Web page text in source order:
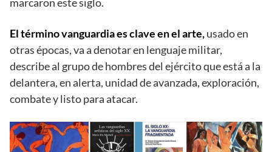
El término vanguardia es clave en el arte,usado en
otras épocas, va a denotar en lenguaje militar,
describe al grupo de hombres del ejército que está a la
delantera, en alerta, unidad de avanzada, exploración,
combate y listo para atacar.